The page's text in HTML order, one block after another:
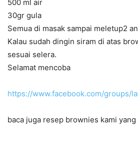
500 ml air
30gr gula
Semua di masak sampai meletup2
Kalau sudah dingin siram di atas
sesuai selera.
Selamat mencoba
https://www.facebook.com/groups/
baca juga resep brownies kami yang